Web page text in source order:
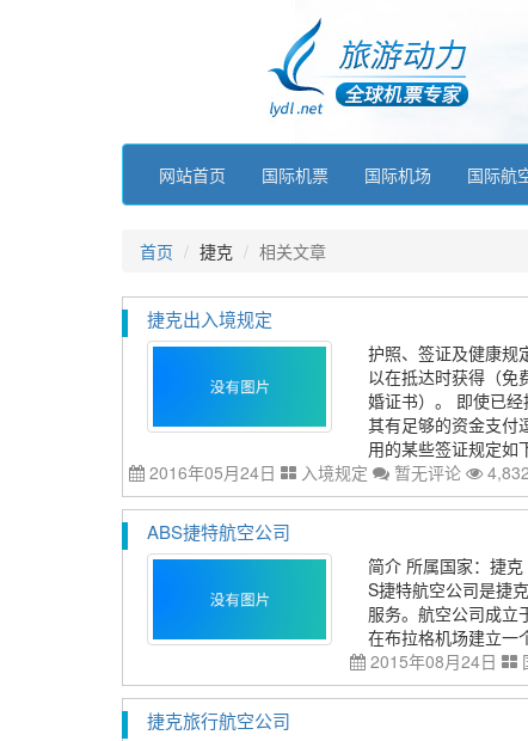
网站首页 国际机票 国际机场 国际航
首页 捷克 相关文章
捷克出入境规定
护照、签证及健康规
以在抵达时获得（免
婚证书）。 即使已
其有足够的资金支付
用的某些签证规定如
2016年05月24日
入境规定 暂无评论
ABS捷特航空公司
简介 所属国家：捷
S捷特航空公司是捷
服务。航空公司成立
在布拉格机场建立一
2015年08月24日
捷克旅行航空公司